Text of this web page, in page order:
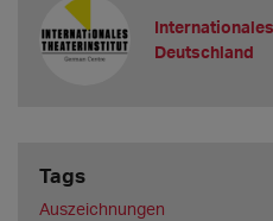
Deutschland
Tags
Auszeichnungen